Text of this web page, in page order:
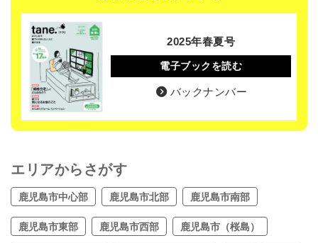
2025年春夏号
電子ブックを読む
バックナンバー
エリアからさがす
鹿児島市中心部 鹿児島市北部 鹿児島市南部
鹿児島市東部 鹿児島市西部 鹿児島市（桜島）